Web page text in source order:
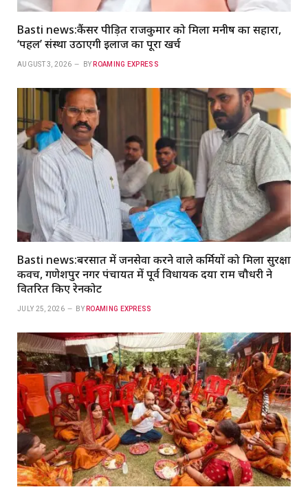
Basti news:कैंसर पीड़ित राजकुमार को मिला मनीष का सहारा,
‘पहल’ संस्था उठाएगी इलाज का पूरा खर्च
AUGUST 3, 2026 BY ROAMING EXPRESS
Basti news:बरसात में जनसेवा करने वाले कर्मियों को मिला सुरक्षा
कवच, गणेशपुर नगर पंचायत में पूर्व विधायक दया राम चौधरी ने
वितरित किए रेनकोट
JULY 25, 2026 BY ROAMING EXPRESS